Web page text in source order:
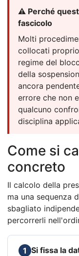
⚠️ Perché
fascicolo
Molti
collocati
regime del
della
ancora
errore che non
qualcuno
disciplina
Come si
concreto
Il calcolo della
ma una sequenza
sbagliato
percorrerli
1 Si fissa la